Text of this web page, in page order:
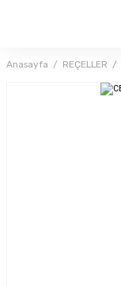
Anasayfa REÇELLER